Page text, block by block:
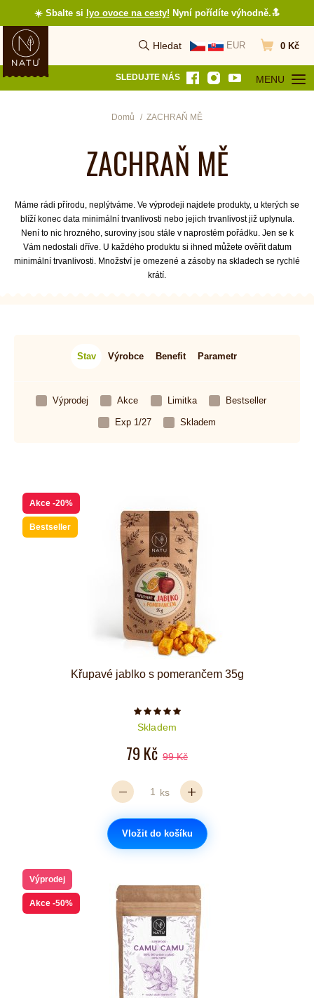
☀️ Sbalte si lyo ovoce na cesty! Nyní pořídíte výhodně.🔝
Hledat
Vyhledat
EUR
Přejít do
0 Kč
SLEDUJTE NÁS MENU
OTEVŘÍT
Domů ZACHRAŇ MĚ
ZACHRAŇ MĚ
Máme rádi přírodu, neplýtváme. Ve výprodeji najdete produkty, u kterých se
blíží konec data minimální trvanlivosti nebo jejich trvanlivost již uplynula
Není to nic hrozného, suroviny jsou stále v naprostém pořádku. Jen se k
Vám nedostali dříve. U každého produktu si ihned můžete ověřit datum
minimální trvanlivosti. Množství je omezené a zásoby na skladech se rychlé
krátí.
Stav Výrobce Benefit Parametr
Výprodej Akce Limitka Bestseller
Exp 1/27 Skladem
Akce -20%
Bestseller
Křupavé jablko s pomerančem 35g
Počet hvězdiček je 5 z 5
Skladem
79 Kč 99 Kč
ks
Vložit do košíku
Výprodej
Akce -50%